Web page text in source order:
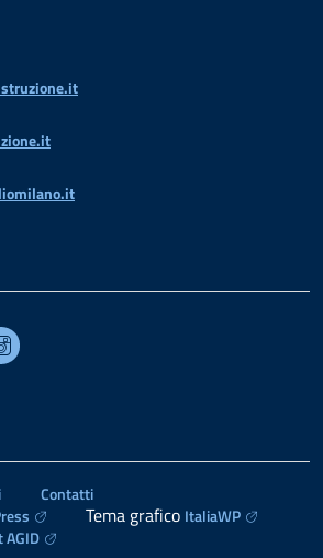
Contatti
Tema grafico ItaliaWP
AGID